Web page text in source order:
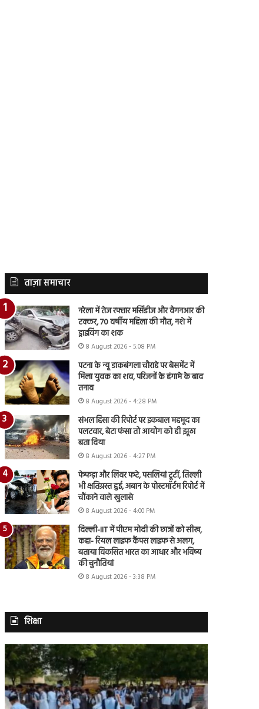
ताज़ा समाचार
नरेला में तेज रफ्तार मर्सिडीज और वैगनआर की
टक्कर, 70 वर्षीय महिला की मौत, नशे में
ड्राइविंग का शक
8 August 2026 - 5:08 PM
पटना के न्यू डाकबंगला चौराहे पर बेसमेंट में
मिला युवक का शव, परिजनों के हंगामे के बाद
तनाव
8 August 2026 - 4:28 PM
संभल हिंसा की रिपोर्ट पर इकबाल महमूद का
पलटवार, बेटा फंसा तो आयोग को ही झूठा
बता दिया
8 August 2026 - 4:27 PM
फेफड़ा और लिवर फटे, पसलियां टूटीं, तिल्ली
भी क्षतिग्रस्त हुई, अबान के पोस्टमॉर्टम रिपोर्ट में
चौंकाने वाले खुलासे
8 August 2026 - 4:00 PM
दिल्ली-IIT में पीएम मोदी की छात्रों को सीख,
कहा- रियल लाइफ कैंपस लाइफ से अलग,
बताया विकसित भारत का आधार और भविष्य
की चुनौतियां
8 August 2026 - 3:38 PM
शिक्षा